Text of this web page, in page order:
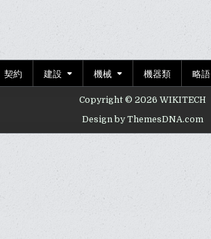
契約 建設 機械 機器類 略語
Copyright © 2026 WIKITECH
Design by ThemesDNA.com